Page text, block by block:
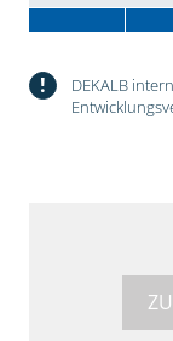
!
DEKALB